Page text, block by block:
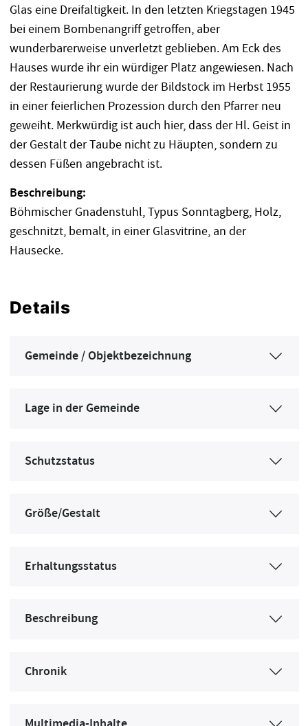
Glas eine Dreifaltigkeit. In den letzten Kriegstagen 1945
bei einem Bombenangriff getroffen, aber
wunderbarerweise unverletzt geblieben. Am Eck des
Hauses wurde ihr ein würdiger Platz angewiesen. Nach
der Restaurierung wurde der Bildstock im Herbst 1955
in einer feierlichen Prozession durch den Pfarrer neu
geweiht. Merkwürdig ist auch hier, dass der Hl. Geist in
der Gestalt der Taube nicht zu Häupten, sondern zu
dessen Füßen angebracht ist.
Beschreibung:
Böhmischer Gnadenstuhl, Typus Sonntagberg, Holz,
geschnitzt, bemalt, in einer Glasvitrine, an der
Hausecke.
Details
Gemeinde / Objektbezeichnung
Lage in der Gemeinde
Schutzstatus
Größe/Gestalt
Erhaltungsstatus
Beschreibung
Chronik